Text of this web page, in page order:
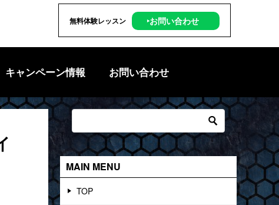
無料体験レッスン ‣お問い合わせ
キャンペーン情報 お問い合わせ
MAIN MENU
TOP